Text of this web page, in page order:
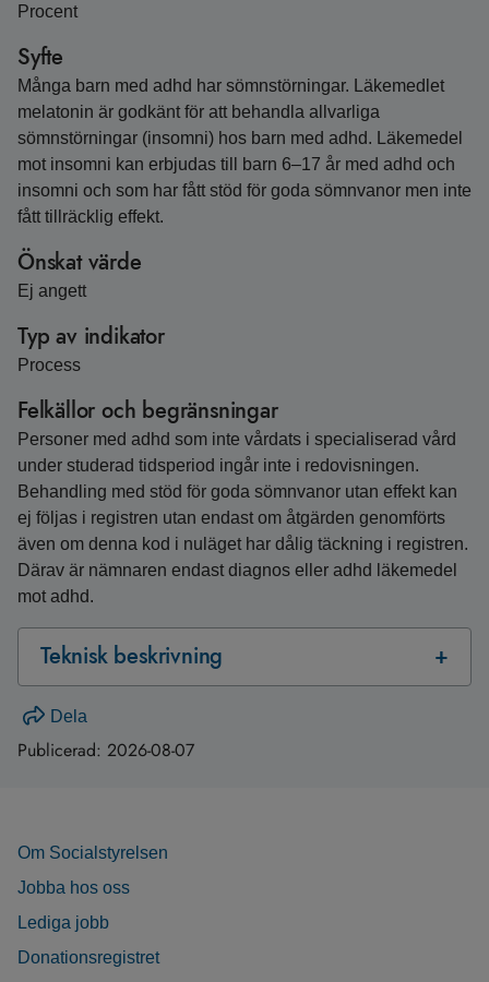
Procent
Syfte
Många barn med adhd har sömnstörningar. Läkemedlet
melatonin är godkänt för att behandla allvarliga
sömnstörningar (insomni) hos barn med adhd. Läkemedel
mot insomni kan erbjudas till barn 6–17 år med adhd och
insomni och som har fått stöd för goda sömnvanor men inte
fått tillräcklig effekt.
Önskat värde
Ej angett
Typ av indikator
Process
Felkällor och begränsningar
Personer med adhd som inte vårdats i specialiserad vård
under studerad tidsperiod ingår inte i redovisningen.
Behandling med stöd för goda sömnvanor utan effekt kan
ej följas i registren utan endast om åtgärden genomförts
även om denna kod i nuläget har dålig täckning i registren.
Därav är nämnaren endast diagnos eller adhd läkemedel
mot adhd.
Teknisk beskrivning
Dela
Publicerad: 2026-08-07
Om Socialstyrelsen
Jobba hos oss
Lediga jobb
Donationsregistret